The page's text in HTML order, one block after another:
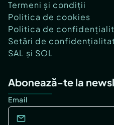
Termeni și condiții
Politica de cookies
Politica de
Setări de
SAL și SOL
Abonează-te la
Email